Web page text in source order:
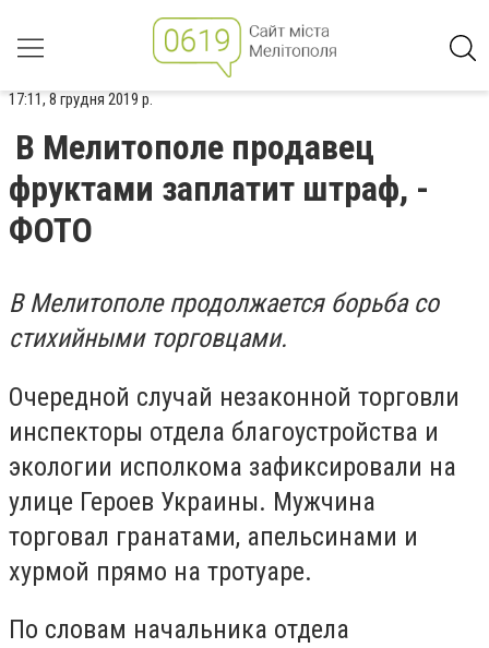
17:11, 8 грудня 2019 р.
В Мелитополе продавец
фруктами заплатит штраф, -
ФОТО
В Мелитополе продолжается борьба со
стихийными торговцами.
Очередной случай незаконной торговли
инспекторы отдела благоустройства и
экологии исполкома зафиксировали на
улице Героев Украины. Мужчина
торговал гранатами, апельсинами и
хурмой прямо на тротуаре.
По словам начальника отдела